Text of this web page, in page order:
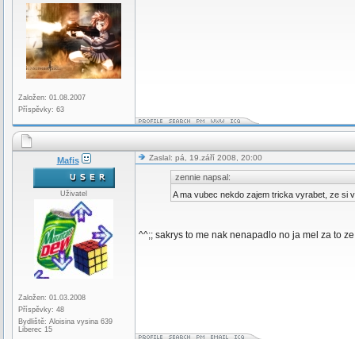
Založen: 01.08.2007
Příspěvky: 63
Mafis
Uživatel
Založen: 01.03.2008
Příspěvky: 48
Bydliště: Aloisina vysina 639
Liberec 15
Zaslal: pá, 19.září 2008, 20:00
zennie napsal:
A ma vubec nekdo zajem tricka vyrabet, ze si
^^;; sakrys to me nak nenapadlo no ja mel za to